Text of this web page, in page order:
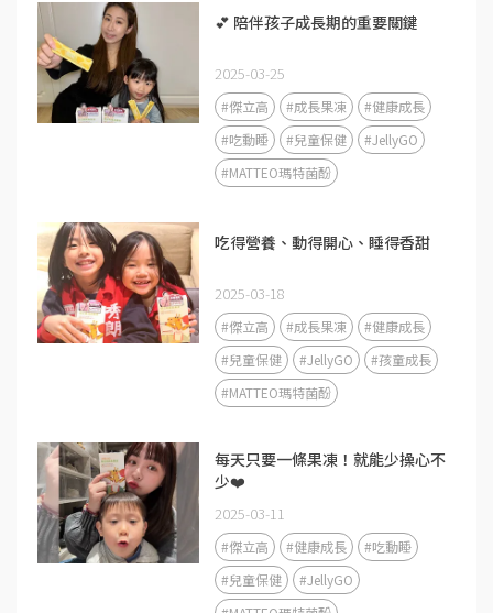
💕 陪伴孩子成長期的重要關鍵
2025-03-25
#傑立高 #成長果凍
#健康成長
#吃動睡
#兒童保健
#JellyGO
#MATTEO瑪特菌酚
吃得營養、動得開心、睡得香甜
2025-03-18
#傑立高 #成長果凍
#健康成長
#兒童保健
#JellyGO
#孩童成長
#MATTEO瑪特菌酚
每天只要一條果凍！就能少操心不
少❤️
2025-03-11
#傑立高 #健康成長
#吃動睡
#兒童保健
#JellyGO